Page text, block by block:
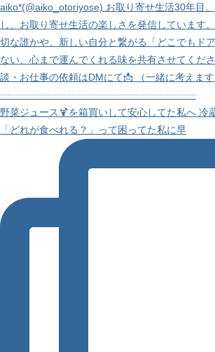
野菜ジュース🍹を箱買いして安心してた私へ 冷
「どれが食べれる？」って困ってた私に早